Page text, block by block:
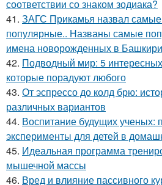
соответствии со знаком зодиака?
41. ЗАГС Прикамья назвал
популярные.. Названы самые
имена новорожденных в
42. Подводный мир: 5
которые порадуют любого
43. От эспрессо до колд брю:
различных вариантов
44. Воспитание будущих ученых:
эксперименты для детей в
45. Идеальная программа
мышечной массы
46. Вред и влияние пассивного